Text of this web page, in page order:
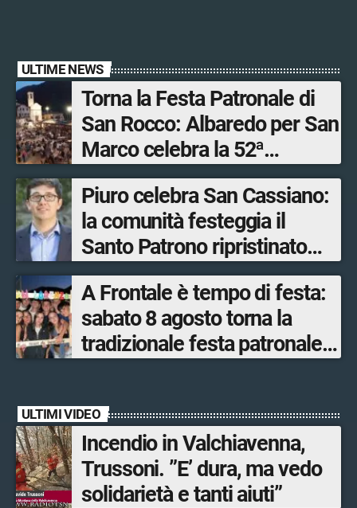
ULTIME NEWS
Torna la Festa Patronale di
San Rocco: Albaredo per San
Marco celebra la 52ª
edizione della sua
manifestazione più sentita
Piuro celebra San Cassiano:
la comunità festeggia il
Santo Patrono ripristinato
dopo quattro secoli
A Frontale è tempo di festa:
sabato 8 agosto torna la
tradizionale festa patronale
musica dal vivo
ULTIMI VIDEO
Incendio in Valchiavenna,
Trussoni. ”E’ dura, ma vedo
solidarietà e tanti aiuti”